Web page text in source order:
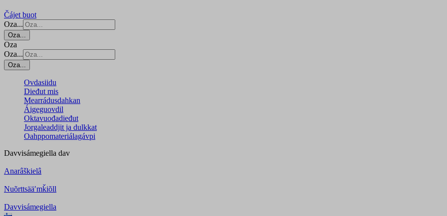
Čájet buot
Oza...
Oza...
Oza
Oza...
Oza...
Ovdasiidu
Dieđut mis
Mearrádusdahkan
Áigeguovdil
Oktavuođadieđut
Jorgaleaddjit ja dulkkat
Oahppomateriálagávpi
Davvisámegiella dav
Anarâškielâ
Nuõrttsääʹmǩiõll
Davvisámegiella